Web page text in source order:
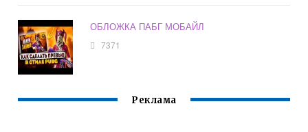
ОБЛОЖКА ПАБГ МОБАЙЛ
7371
Реклама